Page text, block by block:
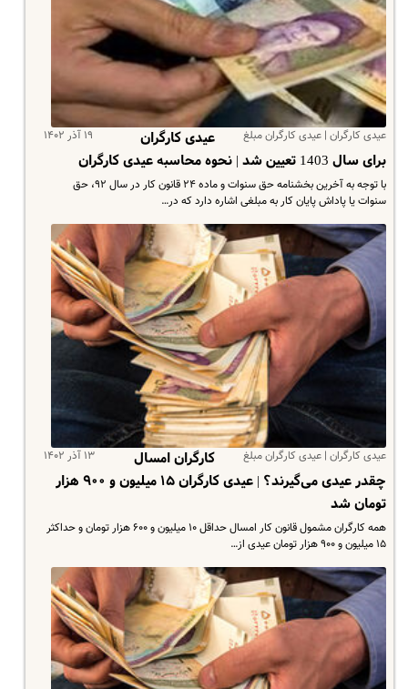
عیدی کارگران | عیدی کارگران مبلغ ۱۹ آذر ۱۴۰۲
عیدی کارگران
برای سال 1403 تعیین شد | نحوه محاسبه عیدی کارگران
با توجه به آخرین بخشنامه حق سنوات و ماده ۲۴ قانون کار در سال ۹۲، حق
سنوات یا پاداش پایان کار به مبلغی اشاره دارد که در…
عیدی کارگران | عیدی کارگران مبلغ ۱۳ آذر ۱۴۰۲
کارگران امسال
چقدر عیدی می‌گیرند؟ | عیدی کارگران ۱۵ میلیون و ۹۰۰ هزار
تومان شد
همه کارگران مشمول قانون کار امسال حداقل ۱۰ میلیون و ۶۰۰ هزار تومان و حداکثر
۱۵ میلیون و ۹۰۰ هزار تومان عیدی از…